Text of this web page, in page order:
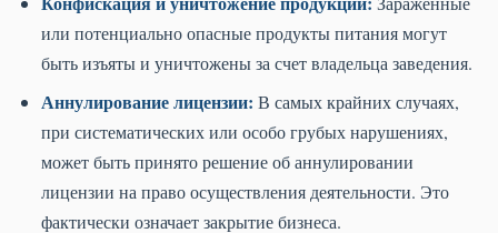
или потенциально опасные продукты питания могут
быть изъяты и уничтожены за счет владельца заведения.
Аннулирование лицензии: В самых крайних случаях,
при систематических или особо грубых нарушениях,
может быть принято решение об аннулировании
лицензии на право осуществления деятельности. Это
фактически означает закрытие бизнеса.